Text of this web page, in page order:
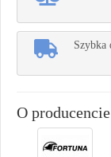
Szybka
O producencie